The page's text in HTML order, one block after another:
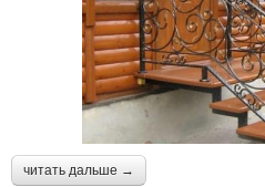
читать дальше →